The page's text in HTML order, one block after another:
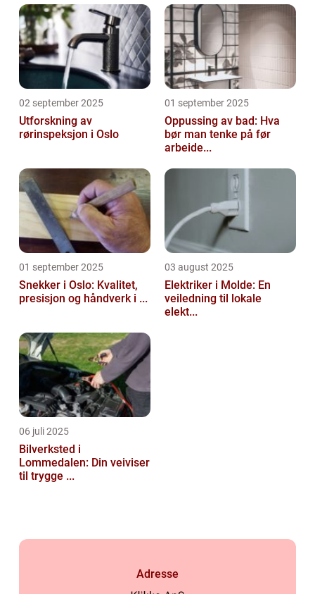
02 september 2025
Utforskning av
rørinspeksjon i Oslo
01 september 2025
Oppussing av bad: Hva
bør man tenke på før
arbeide...
01 september 2025
Snekker i Oslo: Kvalitet,
presisjon og håndverk i ...
03 august 2025
Elektriker i Molde: En
veiledning til lokale
elekt...
06 juli 2025
Bilverksted i
Lommedalen: Din veiviser
til trygge ...
Adresse